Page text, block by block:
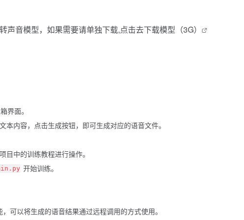
声音模型，如果需要请单独下载,点击去下载模型（3G）
界面。
本内容，点击生成按钮，即可生成对应的语音文件。
目中的训练教程进行操作。
开始训练。
可以将生成的语音结果通过远程调用的方式使用。